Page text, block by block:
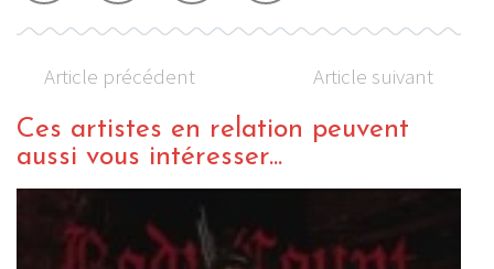
Article précédent Article suivant
Ces artistes en relation peuvent
aussi vous intéresser...